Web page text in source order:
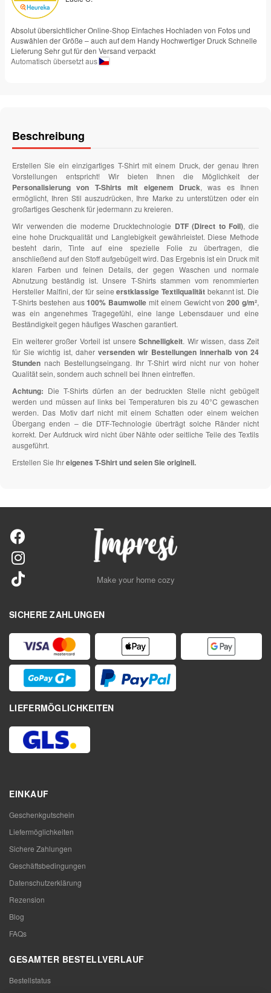
Absolut übersichtlicher Online-Shop Einfaches Hochladen von Fotos und
Auswählen der Größe – auch auf dem Handy Hochwertiger Druck Schnelle
Lieferung Sehr gut für den Versand verpackt
Automatisch übersetzt aus
Beschreibung
Erstellen Sie ein einzigartiges T-Shirt mit einem Druck, der genau Ihren
Vorstellungen entspricht! Wir bieten Ihnen die Möglichkeit der
Personalisierung von T-Shirts mit eigenem Druck, was es Ihnen
ermöglicht, Ihren Stil auszudrücken, Ihre Marke zu unterstützen oder ein
großartiges Geschenk für jedermann zu kreieren.
Wir verwenden die moderne Drucktechnologie DTF (Direct to Foil), die
eine hohe Druckqualität und Langlebigkeit gewährleistet. Diese Methode
besteht darin, Tinte auf eine spezielle Folie zu übertragen, die
anschließend auf den Stoff aufgebügelt wird. Das Ergebnis ist ein Druck mit
klaren Farben und feinen Details, der gegen Waschen und normale
Abnutzung beständig ist. Unsere T-Shirts stammen vom renommierten
Hersteller Malfini, der für seineerstklassige Textilqualität bekannt ist. Die
T-Shirts bestehen aus100% Baumwolle mit einem Gewicht von200 g/m²,
was ein angenehmes Tragegefühl, eine lange Lebensdauer und eine
Beständigkeit gegen häufiges Waschen garantiert.
Ein weiterer großer Vorteil ist unsere Schnelligkeit. Wir wissen, dass Zeit
für Sie wichtig ist, daher versenden wir Bestellungen innerhalb von 24
Stunden nach Bestellungseingang. Ihr T-Shirt wird nicht nur von hoher
Qualität sein, sondern auch schnell bei Ihnen eintreffen.
Achtung: Die T-Shirts dürfen an der bedruckten Stelle nicht gebügelt
werden und müssen auf links bei Temperaturen bis zu 40°C gewaschen
werden. Das Motiv darf nicht mit einem Schatten oder einem weichen
Übergang enden – die DTF-Technologie überträgt solche Ränder nicht
korrekt. Der Aufdruck wird nicht über Nähte oder seitliche Teile des Textils
ausgeführt.
Erstellen Sie Ihreigenes T-Shirt und seien Sie originell.
Make your home cozy
SICHERE ZAHLUNGEN
LIEFERMÖGLICHKEITEN
EINKAUF
Geschenkgutschein
Liefermöglichkeiten
Sichere Zahlungen
Geschäftsbedingungen
Datenschutzerklärung
Rezension
Blog
FAQs
GESAMTER BESTELLVERLAUF
Bestellstatus